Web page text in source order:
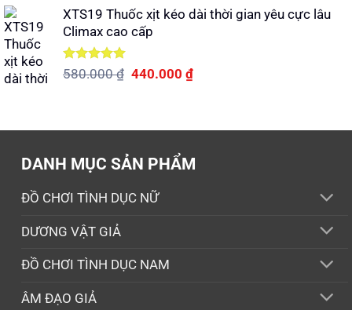
5 sao
là:
530.000 ₫.
tại
XTS19 Thuốc xịt kéo dài thời gian yêu cực lâu
Climax cao cấp
Được xếp
580.000₫ Giá
440.000₫Giá
DANH MỤC SẢN PHẨM
ĐỒ CHƠI TÌNH DỤC NỮ
DƯƠNG VẬT GIẢ
ĐỒ CHƠI TÌNH DỤC NAM
ÂM ĐẠO GIẢ